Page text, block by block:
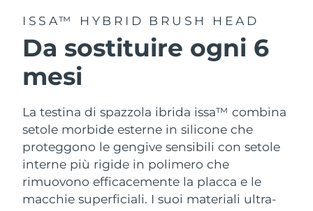
ISSA™ HYBRID BRUSH HEAD
Da sostituire ogni 6
mesi
La testina di spazzola ibrida issa™ combina
setole morbide esterne in silicone che
proteggono le gengive sensibili con setole
interne più rigide in polimero che
rimuovono efficacemente la placca e le
macchie superficiali. I suoi materiali ultra-